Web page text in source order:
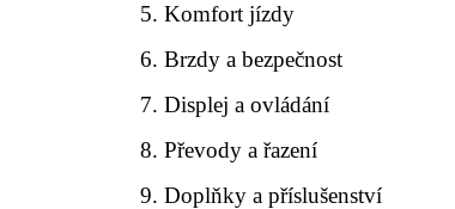
Komfort jízdy
Brzdy a bezpečnost
Displej a ovládání
Převody a řazení
Doplňky a příslušenství